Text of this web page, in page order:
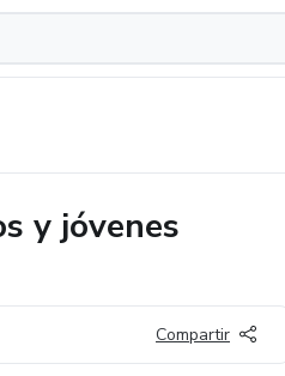
y jóvenes
Compartir